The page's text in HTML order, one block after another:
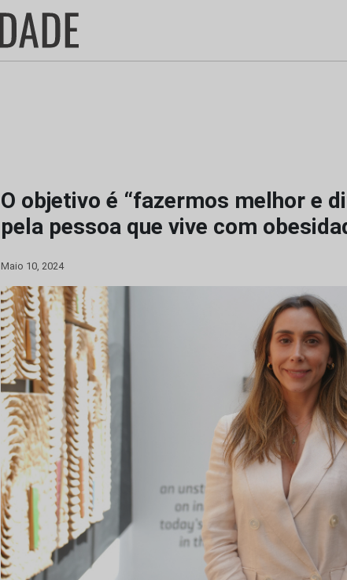
O objetivo é “fazermos melhor e
pela pessoa que vive com
Maio 10, 2024